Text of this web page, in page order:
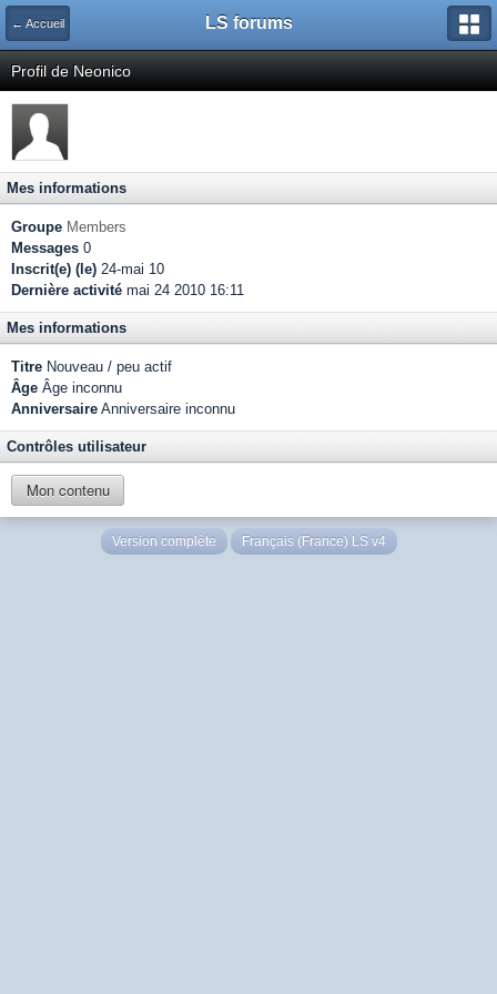
← Accueil LS forums
Profil de Neonico
Mes informations
Groupe Members
Messages 0
Inscrit(e) (le) 24-mai 10
Dernière activité mai 24 2010 16:11
Mes informations
Titre Nouveau / peu actif
Âge Âge inconnu
Anniversaire Anniversaire inconnu
Contrôles utilisateur
Mon contenu
Version complète Français (France) LS v4